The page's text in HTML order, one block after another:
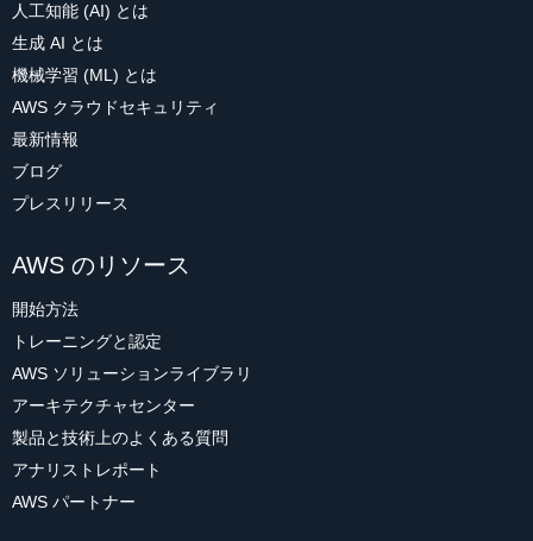
人工知能 (AI) とは
生成 AI とは
機械学習 (ML) とは
AWS クラウドセキュリティ
最新情報
ブログ
プレスリリース
AWS のリソース
開始方法
トレーニングと認定
AWS ソリューションライブラリ
アーキテクチャセンター
製品と技術上のよくある質問
アナリストレポート
AWS パートナー